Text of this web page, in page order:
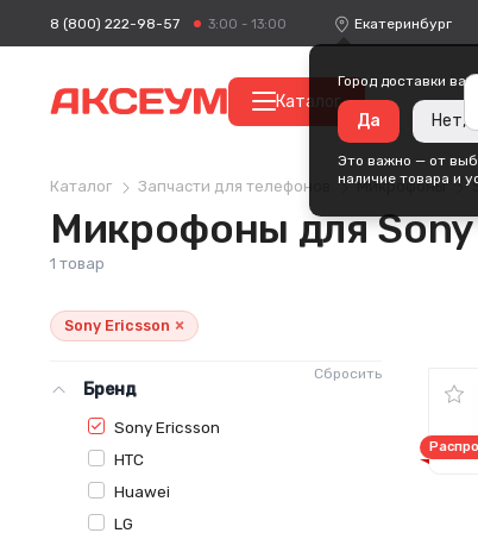
8 (800) 222-98-57 3:00 - 13:00 Екатеринбург
Город доставки
Да Нет,
Это важно — от
наличие товара и
Каталог
Каталог Запчасти для телефонов Микрофоны
Микрофоны для
1 товар
Sony Ericsson ×
Сбросить
Бренд
Sony Ericsson
HTC
Huawei
LG